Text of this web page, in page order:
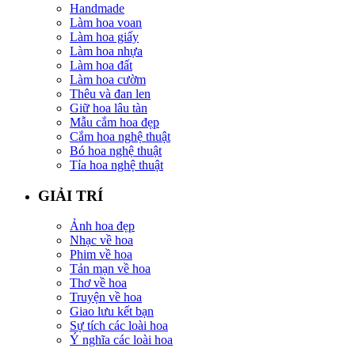
Handmade
Làm hoa voan
Làm hoa giấy
Làm hoa nhựa
Làm hoa đất
Làm hoa cườm
Thêu và đan len
Giữ hoa lâu tàn
Mẫu cắm hoa đẹp
Cắm hoa nghệ thuật
Bó hoa nghệ thuật
Tỉa hoa nghệ thuật
GIẢI TRÍ
Ảnh hoa đẹp
Nhạc về hoa
Phim về hoa
Tản mạn về hoa
Thơ về hoa
Truyện về hoa
Giao lưu kết bạn
Sự tích các loài hoa
Ý nghĩa các loài hoa